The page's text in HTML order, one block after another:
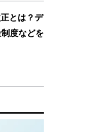
とは？デ
度などを